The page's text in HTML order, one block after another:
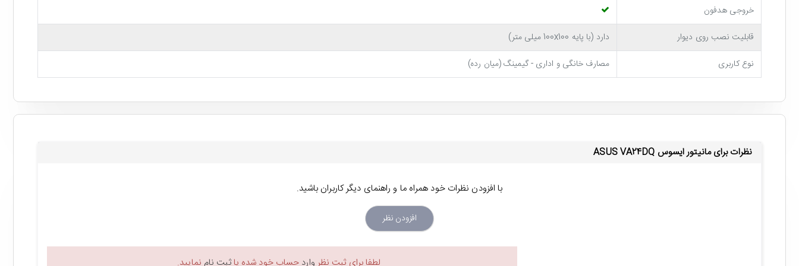
ماینتور Full HD ایسوس
خروجی هدفون
قابلیت نصب روی دیوار
دارد (با پایه 100x100 میلی متر)
نوع کاربری
مصارف خانگی و اداری - گیمینگ (میان رده)
نظرات برای مانیتور ایسوس ASUS VA24DQ
با افزودن نظرات خود همراه ما و راهنمای دیگر کاربران باشید.
افزودن نظر
لطفا برای ثبت نظروارد حساب خود شده یاثبت نام نمایید.